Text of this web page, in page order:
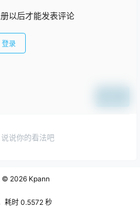
以后才能发表评论
登录
说你的看法吧
© 2026 Kpann
耗时 0.5572 秒